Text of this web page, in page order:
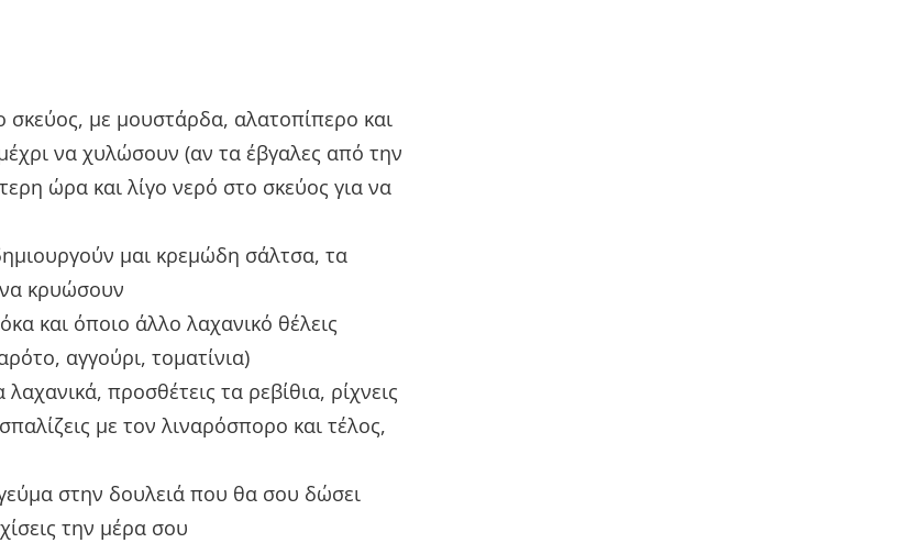
σκεύος, με μουστάρδα, αλατοπίπερο και
να χυλώσουν (αν τα έβγαλες από την
ώρα και λίγο νερό στο σκεύος για να
μαι κρεμώδη σάλτσα, τα
να κρυώσουν
και όποιο άλλο λαχανικό θέλεις
αγγούρι, τοματίνια)
προσθέτεις τα ρεβίθια, ρίχνεις
με τον λιναρόσπορο και τέλος,
στην δουλειά που θα σου δώσει
την μέρα σου